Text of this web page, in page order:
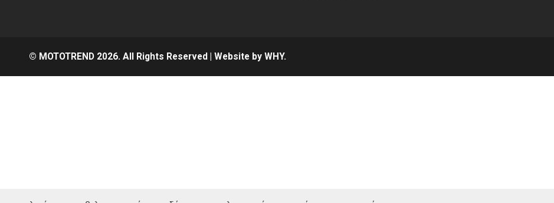
© MOTOTREND 2026. All Rights Reserved | Website by WHY.